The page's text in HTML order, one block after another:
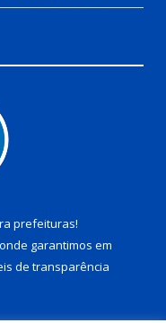
prefeituras!
garantimos em
de transparência